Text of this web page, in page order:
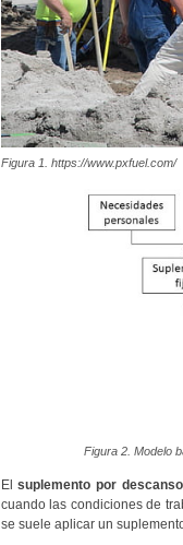
Figura 1. https://www.pxfuel.com/
Figura 2. Modelo
Elsuplemento por descanso
cuando las condiciones de
se suele aplicar un